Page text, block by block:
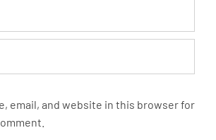
email, and website in this browser for